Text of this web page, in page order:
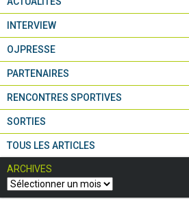
INTERVIEW
OJPRESSE
PARTENAIRES
RENCONTRES SPORTIVES
SORTIES
TOUS LES ARTICLES
ARCHIVES